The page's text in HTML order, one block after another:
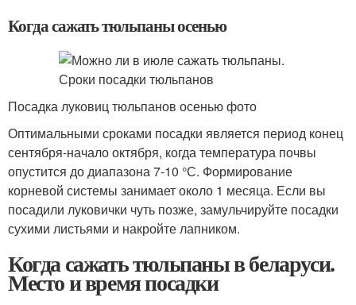
Когда сажать тюльпаны осенью
Посадка луковиц тюльпанов осенью фото
Оптимальными сроками посадки является период конец
сентября-начало октября, когда температура почвы
опустится до диапазона 7-10 °С. Формирование
корневой системы занимает около 1 месяца. Если вы
посадили луковички чуть позже, замульчируйте посадки
сухими листьями и накройте лапником.
Когда сажать тюльпаны в беларуси.
Место и время посадки